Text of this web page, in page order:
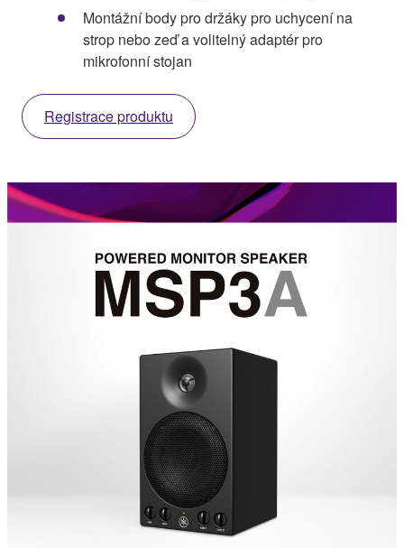
Montážní body pro držáky pro uchycení na
strop nebo zeď a volitelný adaptér pro
mikrofonní stojan
Registrace produktu